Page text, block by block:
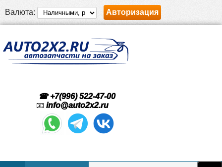
Валюта: Авторизация
☎ +7(996) 522-47-00
📧 info@auto2x2.ru